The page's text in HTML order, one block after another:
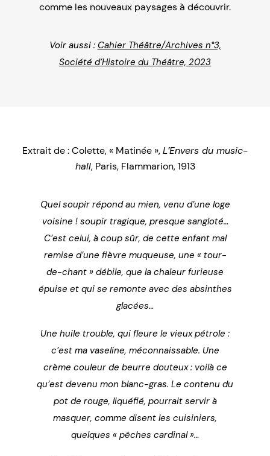
comme les nouveaux paysages à découvrir.
Voir aussi : Cahier Théâtre/Archives n°3,
Société d’Histoire du Théâtre, 2023
Extrait de : Colette, « Matinée »,L’Envers du music-
hall, Paris, Flammarion, 1913
Quel soupir répond au mien, venu d’une loge
voisine ! soupir tragique, presque sangloté…
C’est celui, à coup sûr, de cette enfant mal
remise d’une fièvre muqueuse, une « tour-
de-chant » débile, que la chaleur furieuse
épuise et qui se remonte avec des absinthes
glacées…
Une huile trouble, qui fleure le vieux pétrole :
c’est ma vaseline, méconnaissable. Une
crème couleur de beurre douteux : voilà ce
qu’est devenu mon blanc-gras. Le contenu du
pot de rouge, liquéfié, pourrait servir à
masquer, comme disent les cuisiniers,
quelques « pêches cardinal »…